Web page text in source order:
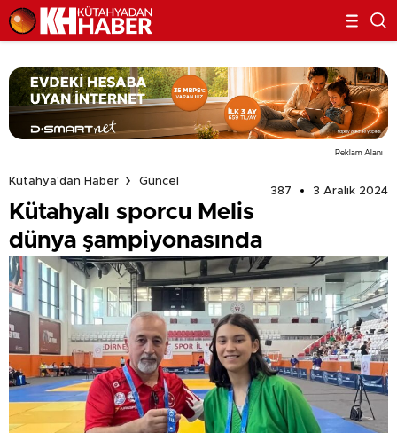
Reklam Alanı
Kütahya'dan Haber
Güncel
387
3 Aralık 2024
Kütahyalı sporcu Melis
dünya şampiyonasında